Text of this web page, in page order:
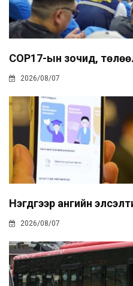
COP17-ын зочид,
2026/08/07
Нэгдүгээр ангийн
2026/08/07